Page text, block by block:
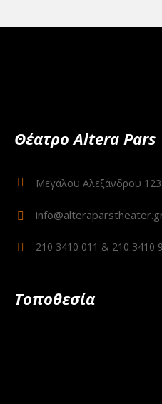
Θέατρο Altera Pars
Μεγάλου Αλεξάνδρου
210 3410 011 & 210 3410
Τοποθεσία